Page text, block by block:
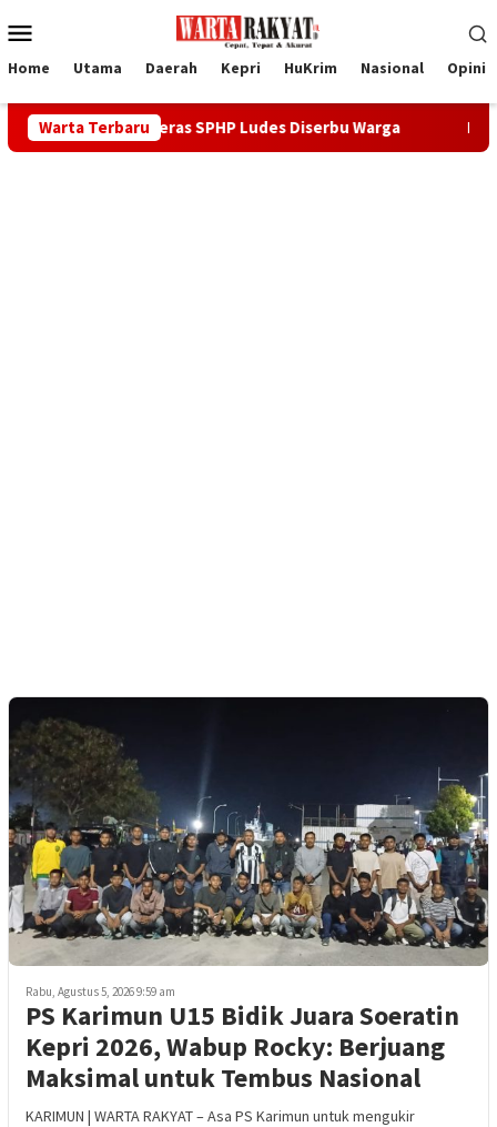
ke
Mobile
Home Utama Daerah Kepri HuKrim Nasional Opini
Warta Terbaru
Kg Beras SPHP Ludes Diserbu Warga PS Karimun
Rabu, Agustus 5, 2026 9:59 am
PS Karimun U15 Bidik Juara Soeratin
Kepri 2026, Wabup Rocky: Berjuang
Maksimal untuk Tembus Nasional
KARIMUN | WARTA RAKYAT – Asa PS Karimun untuk mengukir